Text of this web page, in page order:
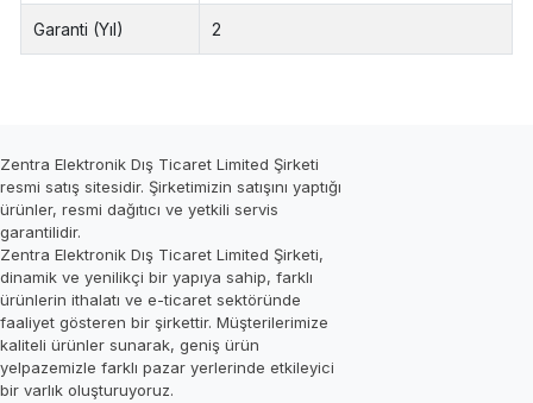
Garanti (Yıl) 2
Zentra Elektronik Dış Ticaret Limited Şirketi
resmi satış sitesidir. Şirketimizin satışını yaptığı
ürünler, resmi dağıtıcı ve yetkili servis
garantilidir.
Zentra Elektronik Dış Ticaret Limited Şirketi,
dinamik ve yenilikçi bir yapıya sahip, farklı
ürünlerin ithalatı ve e-ticaret sektöründe
faaliyet gösteren bir şirkettir. Müşterilerimize
kaliteli ürünler sunarak, geniş ürün
yelpazemizle farklı pazar yerlerinde etkileyici
bir varlık oluşturuyoruz.